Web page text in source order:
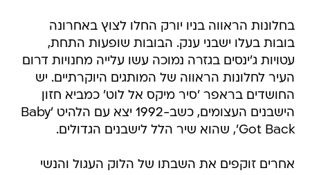
בחלונות הראווה בניו יורק החלו לצוץ באחרונה
בובות בעלו ישבני ענק. הבובות שופעות התחת,
עטויות ג'ינסים בגזרה נמוכה עשו עלייה מחנויות דרום
העיר לחלונות הראווה של המותגים היוקרתיים. יש
החושדים בראפר 'סיר מיקס אל לוט' כמביא חזון
הישבנים העצומים, כשב-1992 יצא עם הלהיט 'Baby
Got Back', שהוא שיר הלל לישבנים הגדולים.
אחרים זוקפים את השבתו של הלוק העגול והנשי